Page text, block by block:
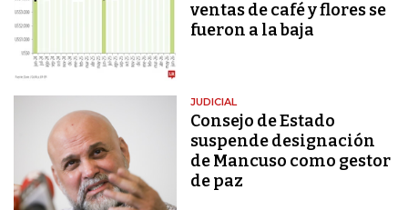
ventas de café y flores se
fueron a la baja
JUDICIAL
Consejo de Estado
suspende designación
de Mancuso como gestor
de paz